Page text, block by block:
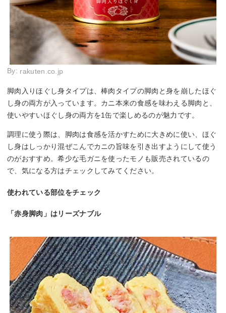
By: rakuten.co.jp
脚肉入りほぐし身タイプは、棒肉タイプの脚肉と身を崩したほぐ
し身の両方が入っています。カニ本来の食感を味わえる脚肉と、
使いやすいほぐし身の両方を1缶で楽しめるのが魅力です。
調理に使う際は、脚肉は食感を活かすために大きめに使い、ほぐ
し身はしっかり混ぜこんでカニの旨味を引き出すようにして使う
のがおすすめ。希少な毛ガニを使ったモノも販売されているの
で、気になる方はチェックしてみてください。
使われている部位をチェック
「赤身脚肉」はリーズナブル